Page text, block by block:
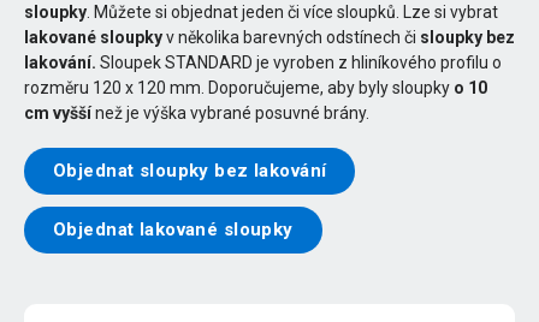
sloupky . Můžete si objednat jeden či více sloupků. Lze si vybrat
lakované sloupkyv několika barevných odstínech či sloupky bez
lakování. Sloupek STANDARD je vyroben z hliníkového profilu o
rozměru 120 x 120 mm. Doporučujeme, aby byly sloupky o 10
cm vyššínež je výška vybrané posuvné brány.
Objednat sloupky bez lakování
Objednat lakované sloupky